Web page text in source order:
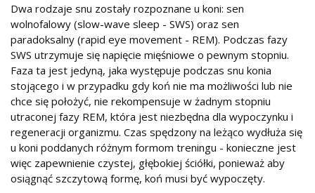
Dwa rodzaje snu zostały rozpoznane u koni: sen
wolnofalowy (slow-wave sleep - SWS) oraz sen
paradoksalny (rapid eye movement - REM). Podczas fazy
SWS utrzymuje się napięcie mięśniowe o pewnym stopniu.
Faza ta jest jedyną, jaka występuje podczas snu konia
stojącego i w przypadku gdy koń nie ma możliwości lub nie
chce się położyć, nie rekompensuje w żadnym stopniu
utraconej fazy REM, która jest niezbędna dla wypoczynku i
regeneracji organizmu. Czas spędzony na leżąco wydłuża się
u koni poddanych różnym formom treningu - konieczne jest
więc zapewnienie czystej, głębokiej ściółki, ponieważ aby
osiągnąć szczytową formę, koń musi być wypoczęty.